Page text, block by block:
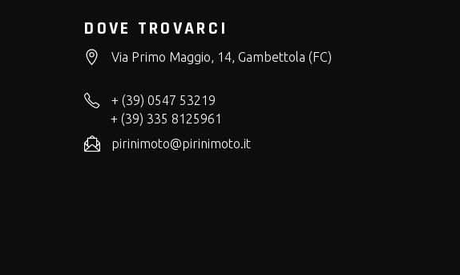
DOVE TROVARCI
Via Primo Maggio, 14, Gambettola (FC)
+ (39) 0547 53219
+ (39) 335 8125961
pirinimoto@pirinimoto.it